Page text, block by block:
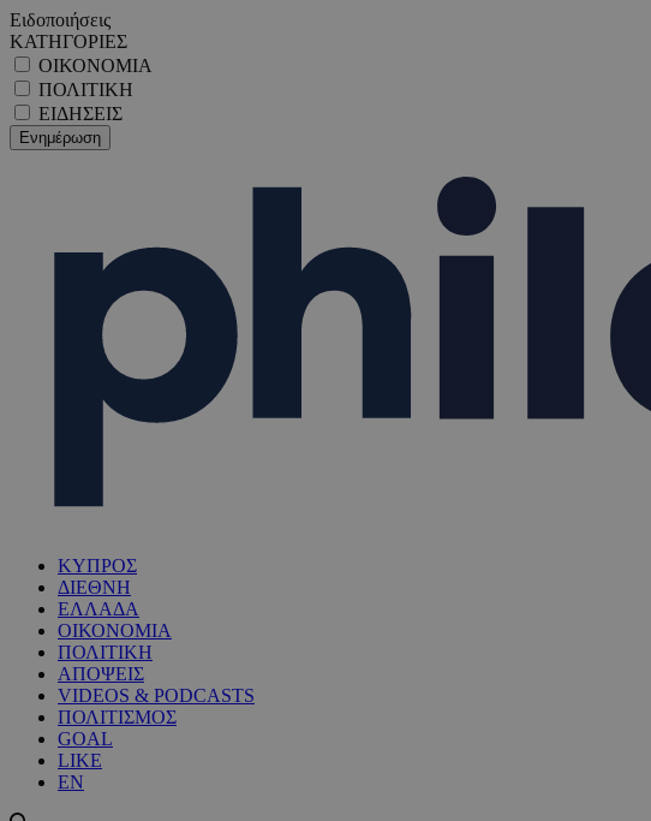
Ειδοποιήσεις
ΚΑΤΗΓΟΡΙΕΣ
ΟΙΚΟΝΟΜΙΑ
ΠΟΛΙΤΙΚΗ
ΕΙΔΗΣΕΙΣ
ΚΥΠΡΟΣ
ΔΙΕΘΝΗ
ΕΛΛΑΔΑ
ΟΙΚΟΝΟΜΙΑ
ΠΟΛΙΤΙΚΗ
ΑΠΟΨΕΙΣ
VIDEOS & PODCASTS
ΠΟΛΙΤΙΣΜΟΣ
GOAL
LIKE
EN